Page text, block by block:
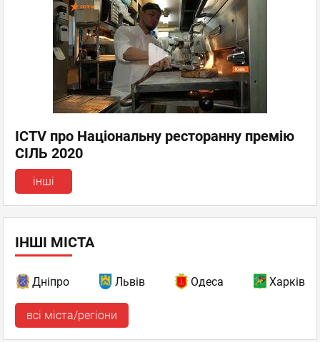
ICTV про Національну ресторанну премію
СІЛЬ 2020
інші
ІНШІ МІСТА
Дніпро Львів Одеса Харків
всі міста/регіони